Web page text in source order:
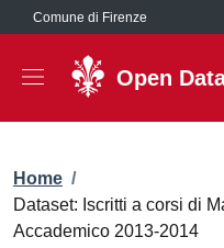
Salta al contenuto principale
Comune di Firenze
Open
Briciole di pane
Home /
Dataset: Iscritti a corsi di
Accademico 2013-2014